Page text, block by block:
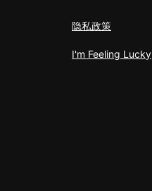
隐私政策
I'm Feeling Lucky